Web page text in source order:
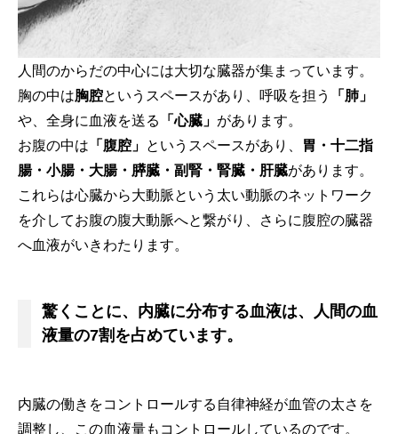
人間のからだの中心には大切な臓器が集まっています。
胸の中は胸腔というスペースがあり、呼吸を担う
「肺」
や、全身に血液を送る 「心臓」 があります。
お腹の中は 「腹腔」 というスペースがあり、 胃・十二指
腸・小腸・大腸・膵臓・副腎・腎臓・肝臓があります。
これらは心臓から大動脈という太い動脈のネットワーク
を介してお腹の腹大動脈へと繋がり、さらに腹腔の臓器
へ血液がいきわたります。
驚くことに、内臓に分布する血液は、人間の血
液量の7割を占めています。
内臓の働きをコントロールする自律神経が血管の太さを
調整し、この血液量もコントロールしているのです。